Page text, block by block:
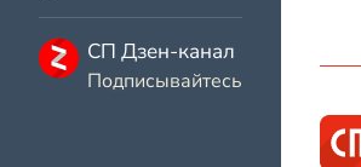
СП Дзен-канал
Подписывайтесь